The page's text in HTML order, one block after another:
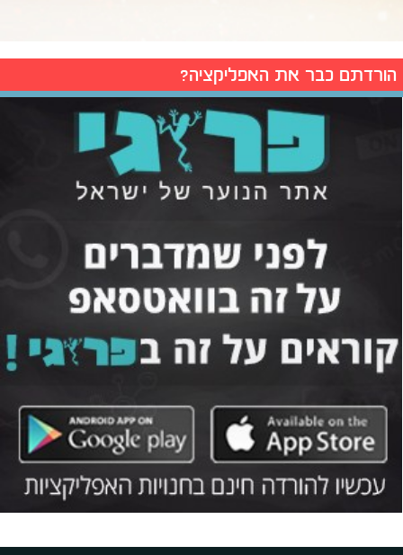
הורדתם כבר את האפליקציה?